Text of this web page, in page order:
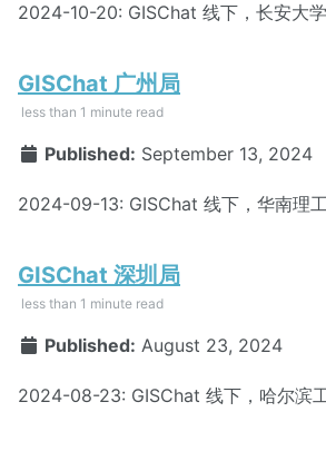
2024-10-20: GISChat 线下，长安大学
GISChat 广州局
less than 1 minute read
Published: September 13, 2024
2024-09-13: GISChat 线下，华南理工
GISChat 深圳局
less than 1 minute read
Published: August 23, 2024
2024-08-23: GISChat 线下，哈尔滨工